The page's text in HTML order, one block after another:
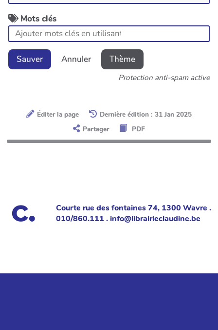
Mots clés
Sauver Annuler Thème
Protection anti-spam active
Éditer la page
Dernière édition : 31 Jan 2025
Partager
PDF
Courte rue des fontaines 74, 1300 Wavre .
010/860.111 . info@librairieclaudine.be